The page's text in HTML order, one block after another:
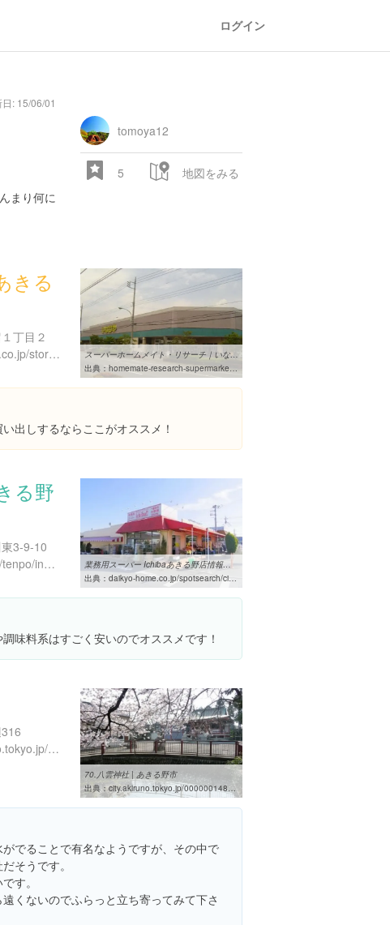
ログイン
: 15/06/01
まり何に
tomoya12
5 地図をみる
きる
丁目２
https://stores.inageya.co.jp/store/?s=145
スーパーホームメイト・リサーチ｜いなげやあきる野雨間店のおすすめ ...
出典： homemate-research-supermarket.com/dtl/00000000000000167445/imagelist
出しするならここがオススメ！
る野
3-9-10
http://www.ichiba-fc.jp/tenpo/index.html
業務用スーパー Ichibaあきる野店情報ページ｜大京ホーム株式会社
出典： daikyo-home.co.jp/spotsearch/city13228/cate0402/syousai681398
味料系はすごく安いのでオススメです！
http://www.city.akiruno.tokyo.jp/0000001480.html
70.八雲神社 | あきる野市
出典：city.akiruno.tokyo.jp/0000001480.html
でることで有名なようですが、その中で
そうです。
す。
くないのでふらっと立ち寄ってみて下さ